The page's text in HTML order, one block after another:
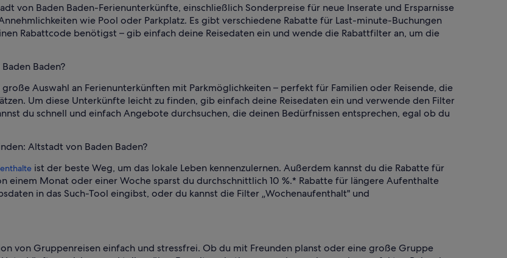
von Baden Baden-Ferienunterkünfte, einschließlich Sonderpreise für neue Inserate und Ersparnisse
wie Pool oder Parkplatz. Es gibt verschiedene Rabatte für Last-minute-Buchungen
Rabattcode benötigst – gib einfach deine Reisedaten ein und wende die Rabattfilter an, um die
Baden?
Auswahl an Ferienunterkünften mit Parkmöglichkeiten – perfekt für Familien oder Reisende, die
Um diese Unterkünfte leicht zu finden, gib einfach deine Reisedaten ein und verwende den Filter
du schnell und einfach Angebote durchsuchen, die deinen Bedürfnissen entsprechen, egal ob du
Altstadt von Baden Baden?
ist der beste Weg, um das lokale Leben kennenzulernen. Außerdem kannst du die Rabatte für
einem Monat oder einer Woche sparst du durchschnittlich 10 %.* Rabatte für längere Aufenthalte
in das Such-Tool eingibst, oder du kannst die Filter „Wochenaufenthalt" und
von Gruppenreisen einfach und stressfrei. Ob du mit Freunden planst oder eine große Gruppe